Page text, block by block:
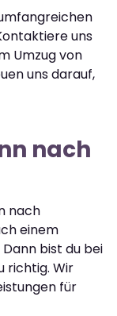
uns
Umzug von
uns darauf,
nach
nach
einem
bist du bei
richtig. Wir
für